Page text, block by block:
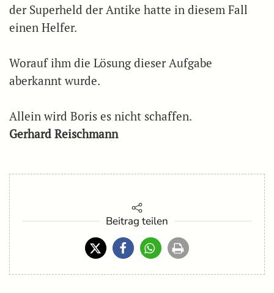
der Superheld der Antike hatte in diesem Fall
einen Helfer.
Worauf ihm die Lösung dieser Aufgabe
aberkannt wurde.
Allein wird Boris es nicht schaffen.
Gerhard Reischmann
Beitrag teilen